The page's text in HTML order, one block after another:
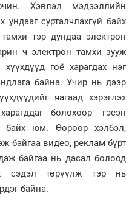
Хэвлэл мэдээллийн
ундааг сурталчлахгүй байх
тэр дундаа электрон
ч электрон тамхи зууж
гоё харагдах нэг
байна. Учир нь дээр
яагаад хэрэглэх
болохоор" гэсэн
байх юм. Өөрөөр хэлбэл,
байгаа видео, реклам бүрт
байгаа нь дасал болоод
сэдэл төрүүлж тэр нь
байна.